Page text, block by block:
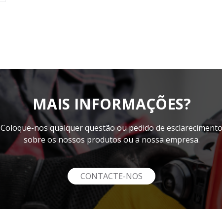
MAIS INFORMAÇÕES?
Coloque-nos qualquer questão ou pedido de esclarecimento
sobre os nossos produtos ou a nossa empresa.
CONTACTE-NOS